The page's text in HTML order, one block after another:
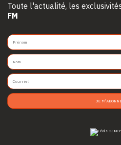
Toute l'actualité, les
FM
JE